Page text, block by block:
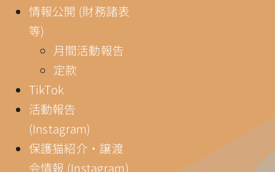
情報公開 (財務諸表
等)
月間活動報告
定款
TikTok
活動報告
(Instagram)
保護猫紹介・譲渡
会情報 (Instagram)